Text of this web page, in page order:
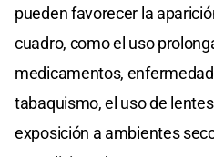
pueden favorecer la
cuadro, como el uso
medicamentos,
tabaquismo, el uso de
exposición a ambientes